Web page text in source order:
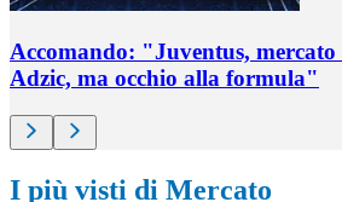
Accomando: "Juventus,
Adzic, ma occhio alla formula"
I più visti di Mercato